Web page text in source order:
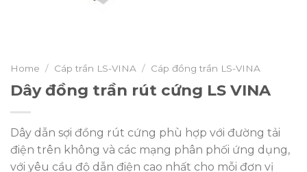
Home / Cáp trần LS-VINA / Cáp đồng trần LS-VINA
Dây đồng trần rút cứng LS VINA
Dây dẫn sợi đồng rút cứng phù hợp với đường tải
điện trên không và các mạng phân phối ứng dụng,
với yêu cầu độ dẫn điện cao nhất cho mỗi đơn vị